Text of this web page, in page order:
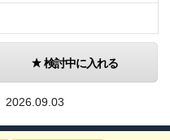
検討中に入れる
2026.09.03